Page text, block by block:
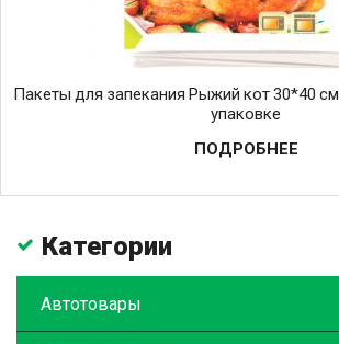
Пакеты для запекания Рыжий кот 30*40
упаковке
ПОДРОБНЕЕ
Категории
Автотовары